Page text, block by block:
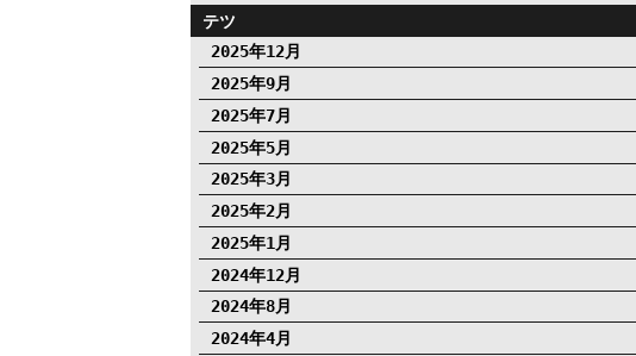
テツ
2025年12月
2025年9月
2025年7月
2025年5月
2025年3月
2025年2月
2025年1月
2024年12月
2024年8月
2024年4月